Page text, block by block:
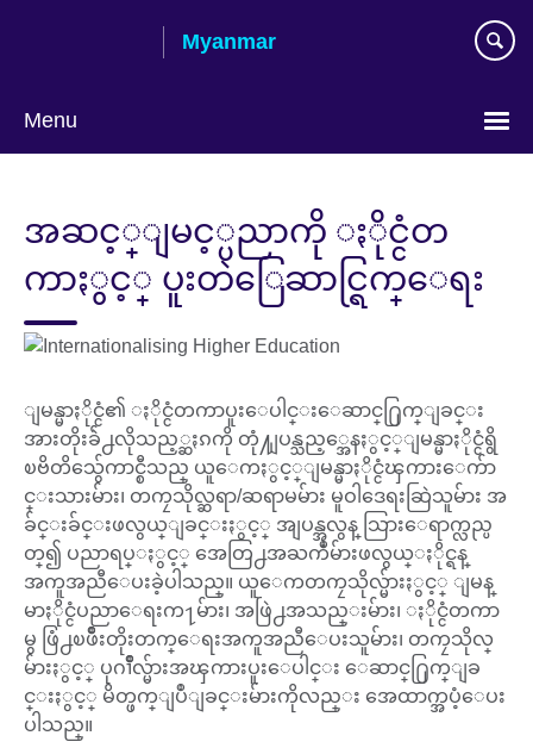
Myanmar
Menu
language
အဆင့္ျမင့္ပညာကို ႏိုင္ငံတ
ကာႏွင့္ ပူးတဲြေဆာင္ရြက္ေရး
ျမန္မာႏိုင္ငံ၏ ႏိုင္ငံတကာပူးေပါင္းေဆာင္႐ြက္ျခင္း
အားတိုးခ်ဲ႕လိုသည့္ဆႏၵကို တုံ႔ျပန္သည့္အေနႏွင့္ျမန္မာႏိုင္ငံရွိ
ၿဗိတိသွ်ေကာင္စီသည္ ယူေကႏွင့္ျမန္မာႏိုင္ငံၾကားေက်ာ
င္းသားမ်ား၊ တကၠသိုလ္ဆရာ/ဆရာမမ်ား မူဝါဒေရးဆြဲသူမ်ား အ
ခ်င္းခ်င္းဖလွယ္ျခင္းႏွင့္ အျပန္အလွန္ သြားေရာက္လည္ပ
တ္၍ ပညာရပ္ႏွင့္ အေတြ႕အႀကဳံမ်ားဖလွယ္ႏိုင္ရန္
အကူအညီေပးခဲ့ပါသည္။ ယူေကတကၠသိုလ္မ်ားႏွင့္ ျမန္
မာႏိုင္ငံပညာေရးက႑မ်ား၊ အဖြဲ႕အသည္းမ်ား၊ ႏိုင္ငံတကာ
မွ ဖြံ႕ၿဖိဳးတိုးတက္ေရးအကူအညီေပးသူမ်ား၊ တကၠသိုလ္
မ်ားႏွင့္ ပုဂၢိဳလ္မ်ားအၾကားပူးေပါင္း ေဆာင္႐ြက္ျခ
င္းႏွင့္ မိတ္ဖက္ျပဳျခင္းမ်ားကိုလည္း အေထာက္အပံ့ေပး
ပါသည္။